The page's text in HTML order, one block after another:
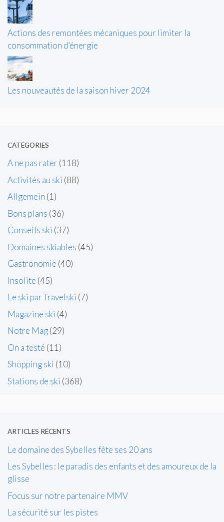
Actions des remontées mécaniques pour limiter la
consommation d’énergie
Les nouveautés de la saison hiver 2024
CATÉGORIES
A ne pas rater (118)
Activités au ski (88)
Allgemein (1)
Bons plans (36)
Conseils ski (37)
Domaines skiables (45)
Gastronomie (40)
Insolite (45)
Le ski par Travelski (7)
Magazine ski (4)
Notre Mag(29)
On a testé (11)
Shopping ski (10)
Stations de ski (368)
ARTICLES RÉCENTS
Le domaine des Sybelles fête ses 20 ans
Les Sybelles : le paradis des enfants et des amoureux de la
glisse
Focus sur notre partenaire MMV
La sécurité sur les pistes